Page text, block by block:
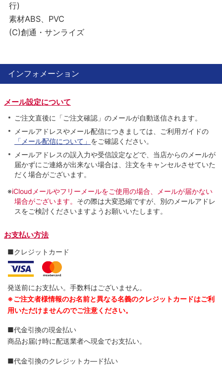
行)
素材ABS、PVC
(C)創通・サンライズ
インフォメーション
メール設定について
ご注文直後に「ご注文確認」のメールが自動送信されます。
メールアドレスやメール配信につきましては、ご利用ガイドの
「メール配信について」 をご確認ください。
メールアドレスの誤入力や受信設定などで、当店からのメールが
届かずにご連絡が出来ない場合は、注文をキャンセルさせていた
だく場合がございます。
※iCloudメールやフリーメールをご使用の場合、メールが届かない
場合がございます。 その際は大変恐縮ですが、別のメールアドレ
スをご検討くださいますようお願いいたします。
お支払い方法
■クレジットカード
発送前にお支払い。手数料はございません。
※ご注文者様情報のお名前と異なる名義のクレジットカードはご利
用いただけませんのでご注意ください。
■代金引換の現金払い
商品お届け時に配送業者へ現金でお支払い。
■代金引換のクレジットカ―ド払い